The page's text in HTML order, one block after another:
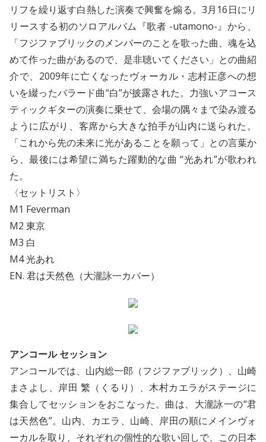
リフを繰り返す白熱した演奏で興奮を煽る。3月16日にリ
リースする初のソロアルバム『歌者 -utamono-』から、
「フジファブリックのメンバーのことを歌った曲、魂を込
めて作った曲があるので、是非聴いてください」との曲紹
介で、2009年に亡くなったヴォーカル・志村正彦への想
いを綴ったバラード曲“白”が披露された。力強いアコース
ティックギターの演奏に乗せて、会場の隅々まで染み渡る
ように広がり、客席から大きな拍手が山内に送られた。
「これから先の未来に光があることを願って」との言葉か
ら、最後には希望に満ちた躍動的な曲 “光あれ”が歌われ
た。
〈セットリスト〉
M1 Feverman
M2 東京
M3 白
M4 光あれ
EN. 君は天然色（大瀧詠一カバー）
アンコール セッション
アンコールでは、山内総一郎（フジファブリック）、山崎
まさよし、岸田 繁（くるり）、木村カエラがステージに
集合してセッションをおこなった。曲は、大瀧詠一の“君
は天然色”。山内、カエラ、山崎、岸田の順にメインヴォ
ーカルを取り、それぞれの個性的な歌い回しで、この日本